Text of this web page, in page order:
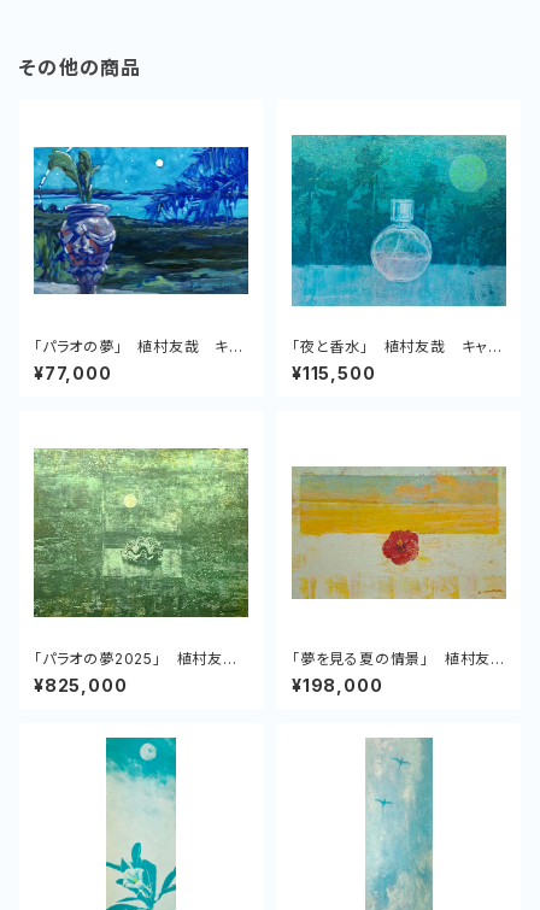
その他の商品
「パラオの夢」 植村友哉 キャ
ンバス、油彩
¥77,000
「夜と香水」 植村友哉 キャン
バス、アクリル
¥115,500
「パラオの夢2025」 植村友
哉 キャンバス、アクリル
¥825,000
「夢を見る夏の情景」 植村友
哉 キャンバス、アクリル
¥198,000